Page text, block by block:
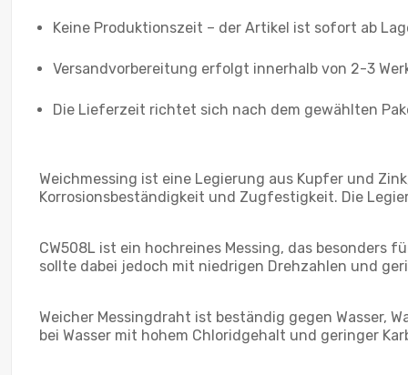
Keine Produktionszeit – der Artikel ist sofort ab
Versandvorbereitung erfolgt innerhalb von 2-3
Die Lieferzeit richtet sich nach dem gewählten
Weichmessing ist eine Legierung aus Kupfer und
Korrosionsbeständigkeit und Zugfestigkeit. Die
CW508L ist ein hochreines Messing, das
sollte dabei jedoch mit niedrigen Drehzahlen und
Weicher Messingdraht ist beständig gegen Wasser,
bei Wasser mit hohem Chloridgehalt und geringer